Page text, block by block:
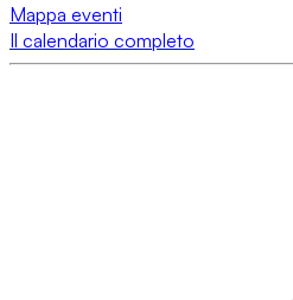
Mappa eventi
Il calendario completo